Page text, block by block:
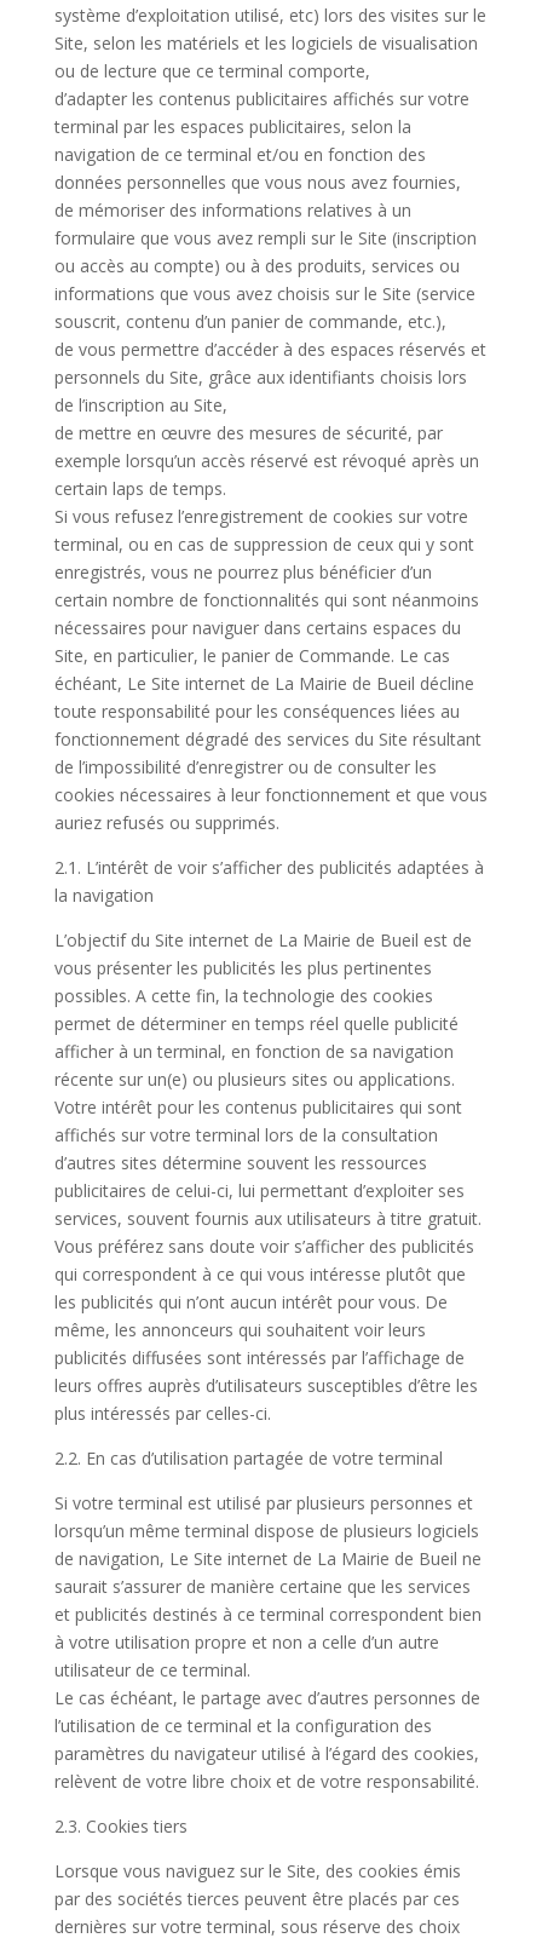
système d’exploitation utilisé, etc) lors des visites sur le
Site, selon les matériels et les logiciels de visualisation
ou de lecture que ce terminal comporte,
d’adapter les contenus publicitaires affichés sur votre
terminal par les espaces publicitaires, selon la
navigation de ce terminal et/ou en fonction des
données personnelles que vous nous avez fournies,
de mémoriser des informations relatives à un
formulaire que vous avez rempli sur le Site (inscription
ou accès au compte) ou à des produits, services ou
informations que vous avez choisis sur le Site (service
souscrit, contenu d’un panier de commande, etc.),
de vous permettre d’accéder à des espaces réservés et
personnels du Site, grâce aux identifiants choisis lors
de l’inscription au Site,
de mettre en œuvre des mesures de sécurité, par
exemple lorsqu’un accès réservé est révoqué après un
certain laps de temps.
Si vous refusez l’enregistrement de cookies sur votre
terminal, ou en cas de suppression de ceux qui y sont
enregistrés, vous ne pourrez plus bénéficier d’un
certain nombre de fonctionnalités qui sont néanmoins
nécessaires pour naviguer dans certains espaces du
Site, en particulier, le panier de Commande. Le cas
échéant, Le Site internet de La Mairie de Bueil décline
toute responsabilité pour les conséquences liées au
fonctionnement dégradé des services du Site résultant
de l’impossibilité d’enregistrer ou de consulter les
cookies nécessaires à leur fonctionnement et que vous
auriez refusés ou supprimés.
2.1. L’intérêt de voir s’afficher des publicités adaptées à
la navigation
L’objectif du Site internet de La Mairie de Bueil est de
vous présenter les publicités les plus pertinentes
possibles. A cette fin, la technologie des cookies
permet de déterminer en temps réel quelle publicité
afficher à un terminal, en fonction de sa navigation
récente sur un(e) ou plusieurs sites ou applications.
Votre intérêt pour les contenus publicitaires qui sont
affichés sur votre terminal lors de la consultation
d’autres sites détermine souvent les ressources
publicitaires de celui-ci, lui permettant d’exploiter ses
services, souvent fournis aux utilisateurs à titre gratuit.
Vous préférez sans doute voir s’afficher des publicités
qui correspondent à ce qui vous intéresse plutôt que
les publicités qui n’ont aucun intérêt pour vous. De
même, les annonceurs qui souhaitent voir leurs
publicités diffusées sont intéressés par l’affichage de
leurs offres auprès d’utilisateurs susceptibles d’être les
plus intéressés par celles-ci.
2.2. En cas d’utilisation partagée de votre terminal
Si votre terminal est utilisé par plusieurs personnes et
lorsqu’un même terminal dispose de plusieurs logiciels
de navigation, Le Site internet de La Mairie de Bueil ne
saurait s’assurer de manière certaine que les services
et publicités destinés à ce terminal correspondent bien
à votre utilisation propre et non a celle d’un autre
utilisateur de ce terminal.
Le cas échéant, le partage avec d’autres personnes de
l’utilisation de ce terminal et la configuration des
paramètres du navigateur utilisé à l’égard des cookies,
relèvent de votre libre choix et de votre responsabilité.
2.3. Cookies tiers
Lorsque vous naviguez sur le Site, des cookies émis
par des sociétés tierces peuvent être placés par ces
dernières sur votre terminal, sous réserve des choix